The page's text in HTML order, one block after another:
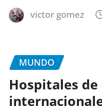
victor gomez
MUNDO
Hospitales de